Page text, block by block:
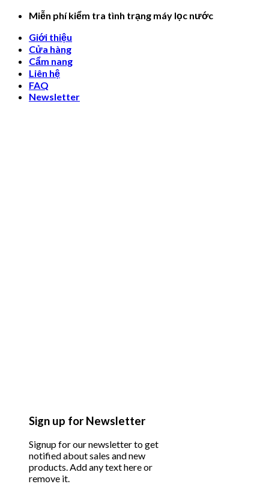
Skip
content
Miễn phí kiểm tra tình trạng máy lọc nước
Giới thiệu
Cửa hàng
Cẩm nang
Liên hệ
FAQ
Newsletter
Sign up for Newsletter
Signup for our newsletter to get
notified about sales and new
products. Add any text here or
remove it.